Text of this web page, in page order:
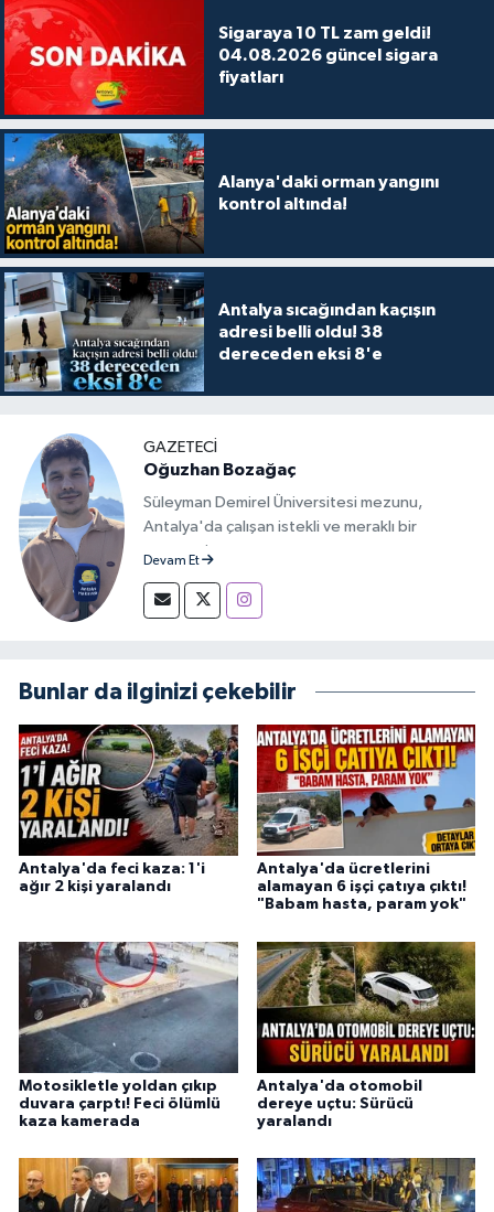
Sigaraya 10 TL zam geldi!
04.08.2026 güncel sigara
fiyatları
Alanya'daki orman yangını
kontrol altında!
Antalya sıcağından kaçışın
adresi belli oldu! 38
dereceden eksi 8'e
GAZETECİ
Oğuzhan Bozağaç
Süleyman Demirel Üniversitesi mezunu,
Antalya'da çalışan istekli ve meraklı bir
gazeteci.
Devam Et
Bunlar da ilginizi çekebilir
Antalya'da feci kaza: 1'i
ağır 2 kişi yaralandı
Antalya'da ücretlerini
alamayan 6 işçi çatıya çıktı!
"Babam hasta, param yok"
Motosikletle yoldan çıkıp
duvara çarptı! Feci ölümlü
kaza kamerada
Antalya'da otomobil
dereye uçtu: Sürücü
yaralandı